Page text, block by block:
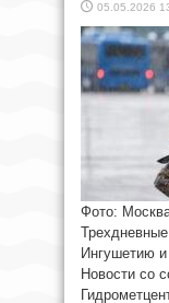
05.05.2026
Фото:
Ингушетию
Новости со